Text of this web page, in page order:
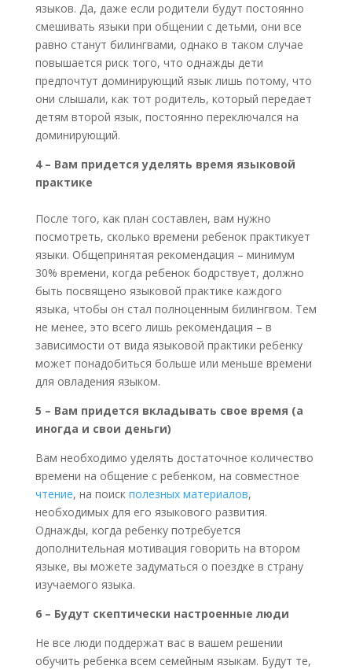
языков. Да, даже если родители будут постоянно
смешивать языки при общении с детьми, они все
равно станут билингвами, однако в таком случае
повышается риск того, что однажды дети
предпочтут доминирующий язык лишь потому, что
они слышали, как тот родитель, который передает
детям второй язык, постоянно переключался на
доминирующий.
4 – Вам придется уделять время языковой
практике
После того, как план составлен, вам нужно
посмотреть, сколько времени ребенок практикует
языки. Общепринятая рекомендация – минимум
30% времени, когда ребенок бодрствует, должно
быть посвящено языковой практике каждого
языка, чтобы он стал полноценным билингвом. Тем
не менее, это всего лишь рекомендация – в
зависимости от вида языковой практики ребенку
может понадобиться больше или меньше времени
для овладения языком.
5 – Вам придется вкладывать свое время (а
иногда и свои деньги)
Вам необходимо уделять достаточное количество
времени на общение с ребенком, на совместное
чтение, на поиск полезных материалов,
необходимых для его языкового развития.
Однажды, когда ребенку потребуется
дополнительная мотивация говорить на втором
языке, вы можете задуматься о поездке в страну
изучаемого языка.
6 – Будут скептически настроенные люди
Не все люди поддержат вас в вашем решении
обучить ребенка всем семейным языкам. Будут те,